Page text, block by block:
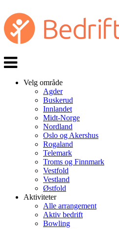
Veksle
navigasjon
Velg område
Agder
Buskerud
Innlandet
Midt-Norge
Nordland
Oslo og Akershus
Rogaland
Telemark
Troms og Finnmark
Vestfold
Vestland
Østfold
Aktiviteter
Alle arrangement
Aktiv bedrift
Bowling